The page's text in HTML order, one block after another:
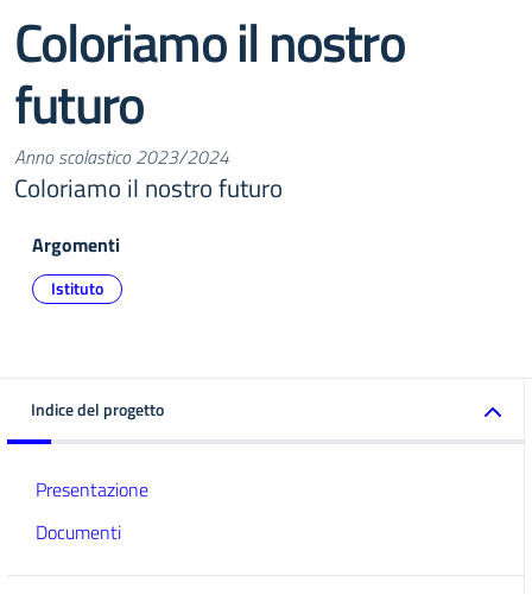
Coloriamo il nostro
futuro
Anno scolastico 2023/2024
Coloriamo il nostro futuro
Argomenti
Istituto
Indice del progetto
Presentazione
Documenti